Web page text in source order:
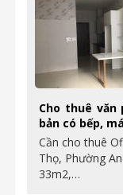
Cho thuê văn
bản có bếp,
Cần cho thuê
Thọ, Phường
33m2,…